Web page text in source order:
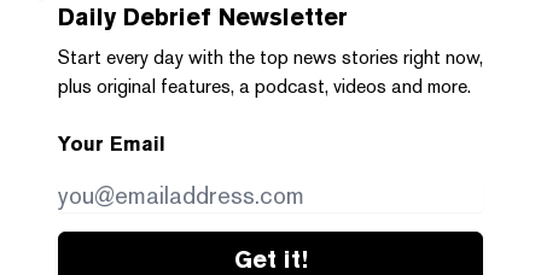
Daily Debrief Newsletter
Start every day with the top news stories right now,
plus original features, a podcast, videos and more.
Your Email
Get it!